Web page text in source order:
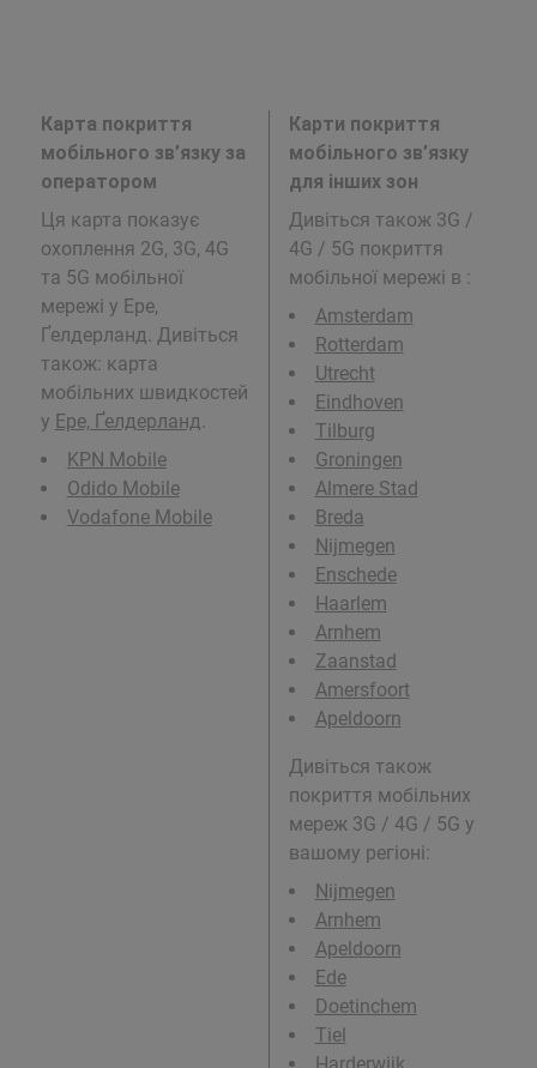
Карта покриття
мобільного зв’язку за
оператором
Ця карта показує
охоплення 2G, 3G, 4G
та 5G мобільної
мережі у Epe,
Ґелдерланд. Дивіться
також: карта
мобільних швидкостей
у Epe, Ґелдерланд.
KPN Mobile
Odido Mobile
Vodafone Mobile
Карти покриття
мобільного зв’язку
для інших зон
Дивіться також 3G /
4G / 5G покриття
мобільної мережі в :
Amsterdam
Rotterdam
Utrecht
Eindhoven
Tilburg
Groningen
Almere Stad
Breda
Nijmegen
Enschede
Haarlem
Arnhem
Zaanstad
Amersfoort
Apeldoorn
Дивіться також
покриття мобільних
мереж 3G / 4G / 5G у
вашому регіоні:
Nijmegen
Arnhem
Apeldoorn
Ede
Doetinchem
Tiel